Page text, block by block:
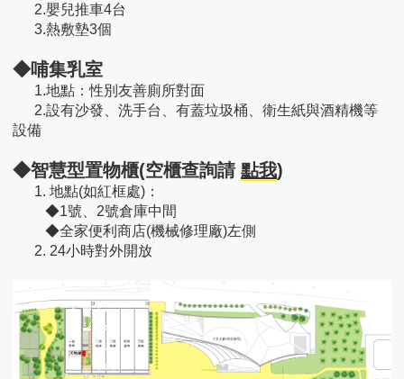
2.嬰兒推車4台
3.熱敷墊3個
◆哺集乳室
1.地點：性別友善廁所對面
2.設有沙發、洗手台、有蓋垃圾桶、衛生紙與酒精機等
設備
◆智慧型置物櫃(空櫃查詢請點我)
1. 地點(如紅框處)：
◆1號、2號倉庫中間
◆全家便利商店(機械修理廠)左側
2. 24小時對外開放